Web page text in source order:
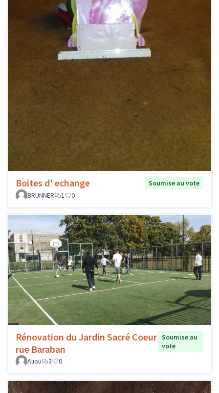
Boites d' echange
Soumise au vote
BRUNNER
1 0
Rénovation du Jardin Sacré Coeur
rue Baraban
Soumise au
vote
Aliou
3 0